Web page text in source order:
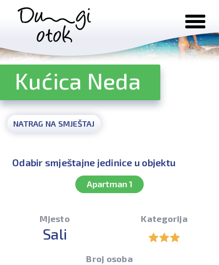
Preskoči na sadržaj
Kućica Neda
NATRAG NA SMJEŠTAJ
Odabir smještajne jedinice u objektu
Apartman 1
Mjesto
Sali
Kategorija
Broj osoba